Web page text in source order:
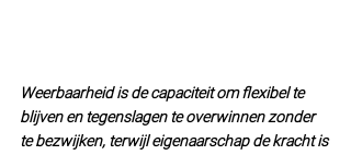
Weerbaarheid is de capaciteit om flexibel te
blijven en tegenslagen te overwinnen zonder
te bezwijken, terwijl eigenaarschap de kracht is